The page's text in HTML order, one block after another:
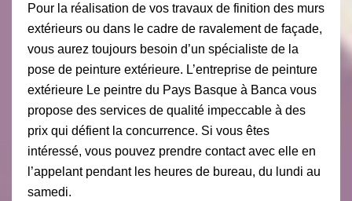
Pour la réalisation de vos travaux de finition des murs
extérieurs ou dans le cadre de ravalement de façade,
vous aurez toujours besoin d’un spécialiste de la
pose de peinture extérieure. L’entreprise de peinture
extérieure Le peintre du Pays Basque à Banca vous
propose des services de qualité impeccable à des
prix qui défient la concurrence. Si vous êtes
intéressé, vous pouvez prendre contact avec elle en
l’appelant pendant les heures de bureau, du lundi au
samedi.